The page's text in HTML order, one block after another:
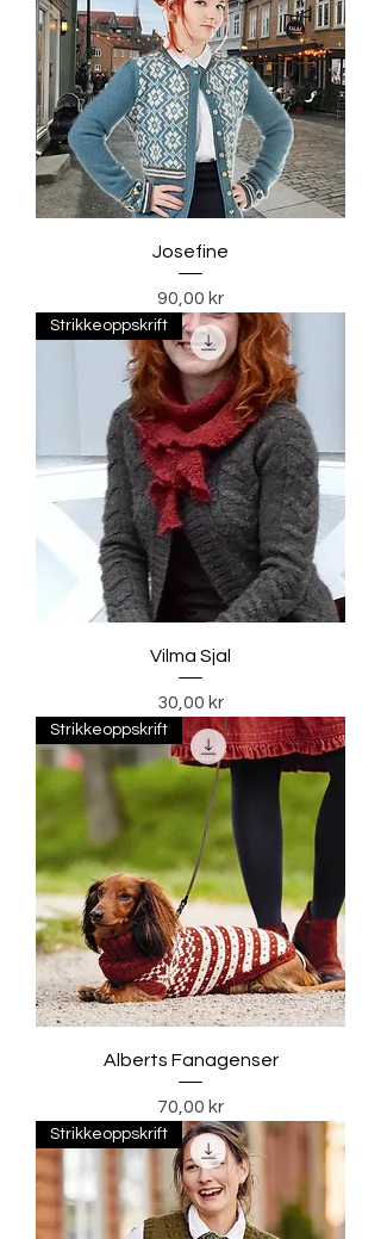
Josefine
Pris
90,00 kr
Strikkeoppskrift
Vilma Sjal
Pris
30,00 kr
Strikkeoppskrift
Alberts Fanagenser
Pris
70,00 kr
Strikkeoppskrift